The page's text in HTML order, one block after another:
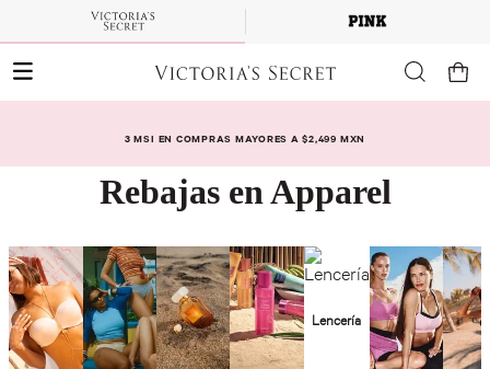
3 MSI EN COMPRAS MAYORES A $2,499 MXN
Rebajas en Apparel